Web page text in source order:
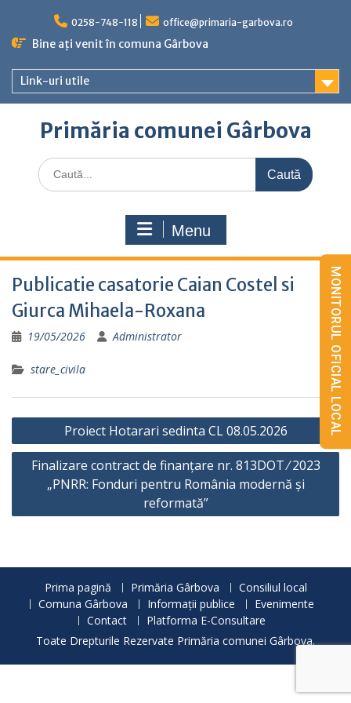
content
0258-748-118 office@primaria-garbova.ro
Bine ați venit în comuna Gârbova
Link-uri utile
Primăria comunei Gârbova
Caută
for:
Menu
Publicatie casatorie Caian Costel si
Giurca Mihaela-Roxana
19/05/2026 Administrator
stare_civila
Navigare
în
articole
Proiect Hotarari sedinta CL 08.05.2026
Finalizare contract de finanțare nr. 813DOT ⁄ 2023
„PNRR: Fonduri pentru România modernă și
reformată”
Prima pagină Primăria Gârbova
Consiliul local
Comuna Gârbova
Informații publice
Evenimente
Contact
Platforma E-Consultare
Toate Drepturile Rezervate Primăria comunei Gârbova.
MONITORUL OFICIAL LOCAL